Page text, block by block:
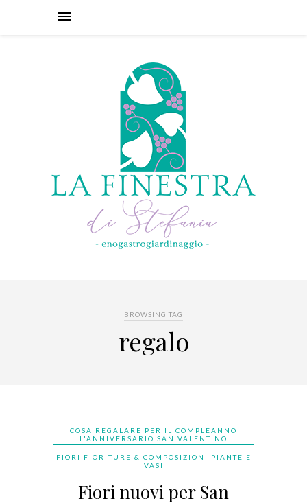
BROWSING TAG
regalo
COSA REGALARE PER IL COMPLEANNO
L'ANNIVERSARIO SAN VALENTINO
FIORI FIORITURE & COMPOSIZIONI PIANTE E
VASI
Fiori nuovi per San